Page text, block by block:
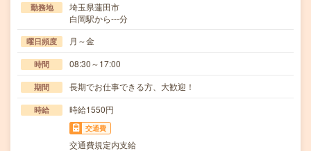
勤務地
埼玉県蓮田市
白岡駅から---分
曜日頻度 月～金
時間 08:30～17:00
期間 長期でお仕事できる方、大歓迎！
時給 時給1550円
交通費
交通費規定内支給